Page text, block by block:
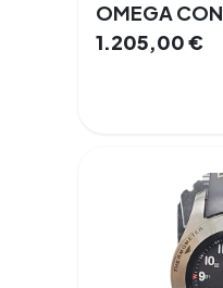
OMEGA
1.205,00€